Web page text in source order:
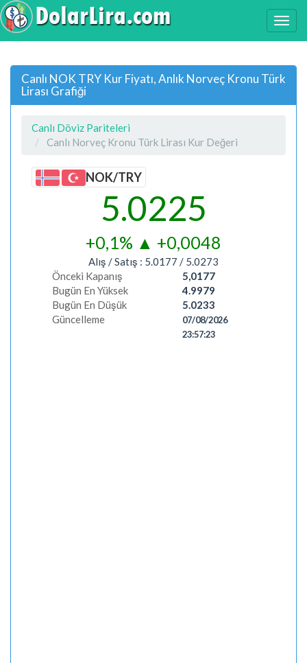
Canlı NOK TRY Kur Fiyatı, Anlık Norveç Kronu Türk
Lirası Grafiği
Canlı Döviz Pariteleri
Canlı Norveç Kronu Türk Lirası Kur Değeri
NOK/TRY
5.0225
+0,1% ▲ +0,0048
Alış / Satış : 5.0177 / 5.0273
Önceki Kapanış
5,0177
Bugün En Yüksek
4.9979
Bugün En Düşük
5.0233
Güncelleme
07/08/2026
23:57:23